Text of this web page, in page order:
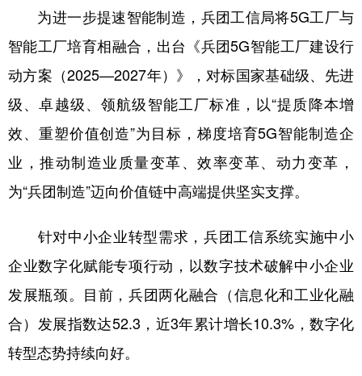
为进一步提速智能制造，兵团工信局将5G工厂与
智能工厂培育相融合，出台《兵团5G智能工厂建设行
动方案（2025—2027年）》，对标国家基础级、先进
级、卓越级、领航级智能工厂标准，以“提质降本增
效、重塑价值创造”为目标，梯度培育5G智能制造企
业，推动制造业质量变革、效率变革、动力变革，
为“兵团制造”迈向价值链中高端提供坚实支撑。
针对中小企业转型需求，兵团工信系统实施中小
企业数字化赋能专项行动，以数字技术破解中小企业
发展瓶颈。目前，兵团两化融合（信息化和工业化融
合）发展指数达52.3，近3年累计增长10.3%，数字化
转型态势持续向好。